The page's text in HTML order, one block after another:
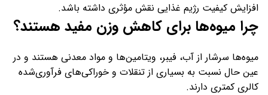
افزایش کیفیت رژیم غذایی نقش مؤثری داشته باشد.
چرا میوه‌ها برای کاهش وزن مفید هستند؟
میوه‌ها سرشار از آب، فیبر، ویتامین‌ها و مواد معدنی هستند و در
عین حال نسبت به بسیاری از تنقلات و خوراکی‌های فرآوری‌شده
کالری کمتری دارند.